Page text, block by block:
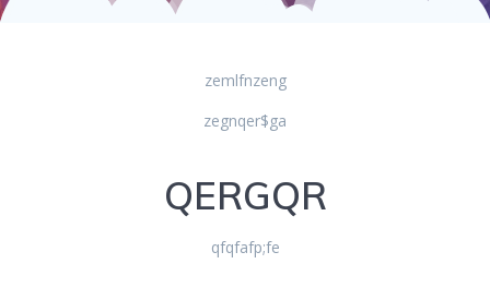
zemlfnzeng
zegnqer$ga
QERGQR
qfqfafp;fe